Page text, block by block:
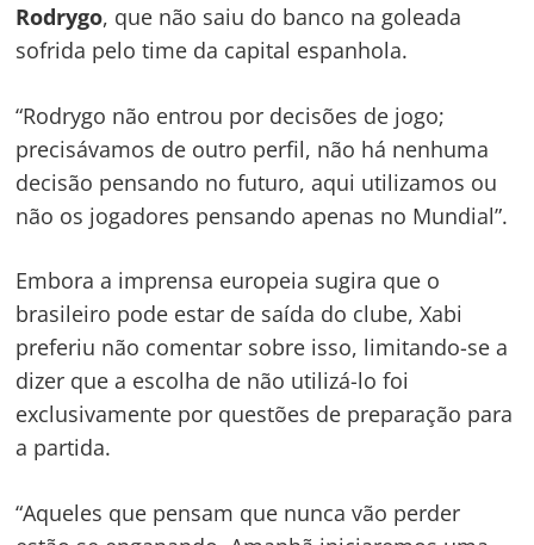
Rodrygo, que não saiu do banco na goleada
sofrida pelo time da capital espanhola.
“Rodrygo não entrou por decisões de jogo;
precisávamos de outro perfil, não há nenhuma
decisão pensando no futuro, aqui utilizamos ou
não os jogadores pensando apenas no Mundial”.
Embora a imprensa europeia sugira que o
brasileiro pode estar de saída do clube, Xabi
preferiu não comentar sobre isso, limitando-se a
dizer que a escolha de não utilizá-lo foi
exclusivamente por questões de preparação para
a partida.
“Aqueles que pensam que nunca vão perder
Navegação
de
Post